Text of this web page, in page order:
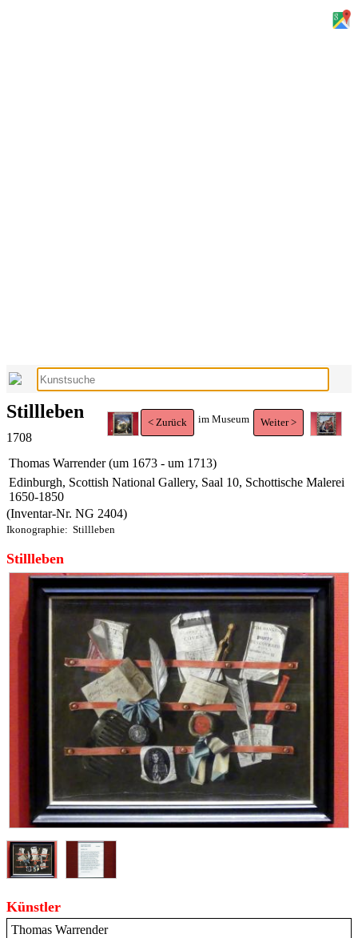
< Zurück im Museum Weiter >
Stillleben
1708
Thomas Warrender (um 1673 - um 1713)
Edinburgh, Scottish National Gallery, Saal 10, Schottische Malerei
1650-1850
(Inventar-Nr. NG 2404)
Ikonographie: Stillleben
Stillleben
Künstler
Thomas Warrender